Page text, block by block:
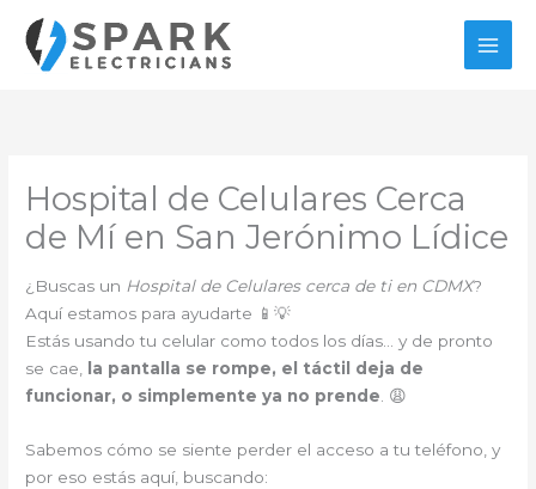
contenido
Hospital de Celulares Cerca
de Mí en San Jerónimo Lídice
¿Buscas un Hospital de Celulares cerca de ti en CDMX?
Aquí estamos para ayudarte 📱💡
Estás usando tu celular como todos los días… y de pronto
se cae, la pantalla se rompe, el táctil deja de
funcionar, o simplemente ya no prende. 😩
Sabemos cómo se siente perder el acceso a tu teléfono, y
por eso estás aquí, buscando: